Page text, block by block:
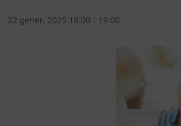
22 gener, 2025 18:00 - 19:00